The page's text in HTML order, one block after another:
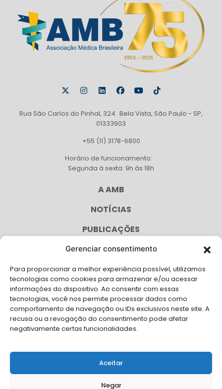
Gerenciar consentimento
Para proporcionar a melhor experiência possível, utilizamos
tecnologias como cookies para armazenar e/ou acessar
informações do dispositivo. Ao consentir com essas
tecnologias, você nos permite processar dados como
comportamento de navegação ou IDs exclusivos neste site. A
recusa ou a revogação do consentimento pode afetar
negativamente certas funcionalidades.
Aceitar
Negar
Rua São Carlos do Pinhal, 324 Bela Vista, São Paulo - SP,
01333903
+55 (11) 3178-6800
Horário de funcionamento:
Segunda à sexta: 9h às 18h
A AMB
NOTÍCIAS
PUBLICAÇÕES
CONGRESSO
AGENDA
CAMPANHAS
SERVIÇOS
FILIADAS
FALE CONOSCO
Solicite Apoio Institucional da AMB para o seu evento